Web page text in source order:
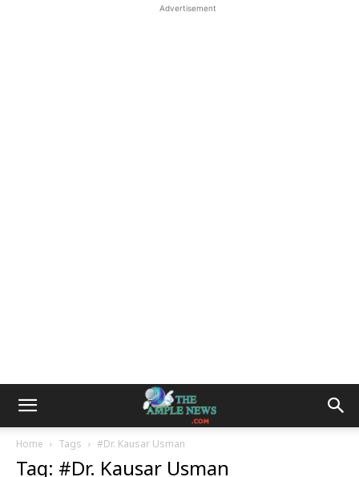
Advertisement
Home Tags #Dr. Kausar Usman
Tag: #Dr. Kausar Usman